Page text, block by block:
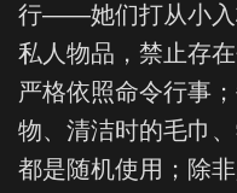
行——她们打从小入
私人物品，禁止存
严格依照命令行事
物、清洁时的毛巾
都是随机使用；除